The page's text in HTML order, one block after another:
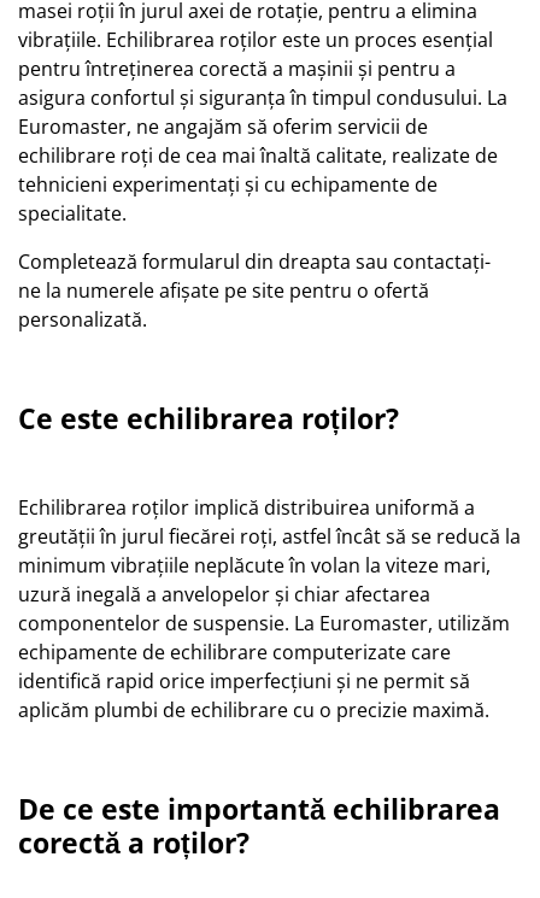
masei roții în jurul axei de rotație, pentru a elimina
vibrațiile. Echilibrarea roților este un proces esențial
pentru întreținerea corectă a mașinii și pentru a
asigura confortul și siguranța în timpul condusului. La
Euromaster, ne angajăm să oferim servicii de
echilibrare roți de cea mai înaltă calitate, realizate de
tehnicieni experimentați și cu echipamente de
specialitate.
Completează formularul din dreapta sau contactați-
ne la numerele afișate pe site pentru o ofertă
personalizată.
Ce este echilibrarea roților?
Echilibrarea roților implică distribuirea uniformă a
greutății în jurul fiecărei roți, astfel încât să se reducă la
minimum vibrațiile neplăcute în volan la viteze mari,
uzură inegală a anvelopelor și chiar afectarea
componentelor de suspensie. La Euromaster, utilizăm
echipamente de echilibrare computerizate care
identifică rapid orice imperfecțiuni și ne permit să
aplicăm plumbi de echilibrare cu o precizie maximă.
De ce este importantă echilibrarea
corectă a roților?